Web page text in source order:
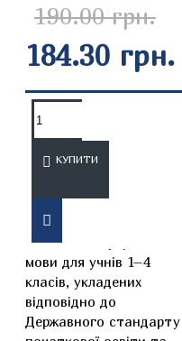
190.00 грн.
184.30 грн.
КУПИТИ
ОПИС
Збірник містить добірку
диктантів з української
мови для учнів 1–4
класів, укладених
відповідно до
Державного стандарту